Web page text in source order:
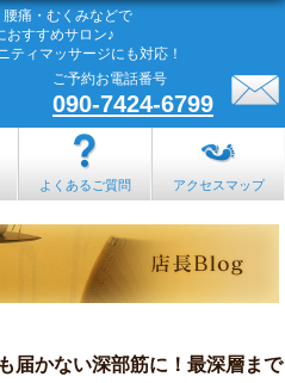
痛・むくみなどで
おすすめサロン♪
ティマッサージにも対応！
ご予約お電話番号
090-7424-6799
よくあるご質問 アクセスマップ
届かない深部筋に！最深層まで